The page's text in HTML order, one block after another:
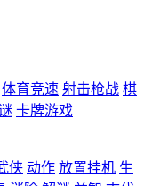
体育竞速 射击枪战 棋
卡牌游戏
侠 动作 放置挂机 生